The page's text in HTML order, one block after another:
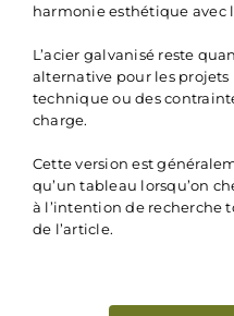
harmonie esthétique avec
L’acier galvanisé reste
alternative pour les
technique ou des
charge.
Cette version est
qu’un tableau lorsqu’on
à l’intention de recherche
de l’article.